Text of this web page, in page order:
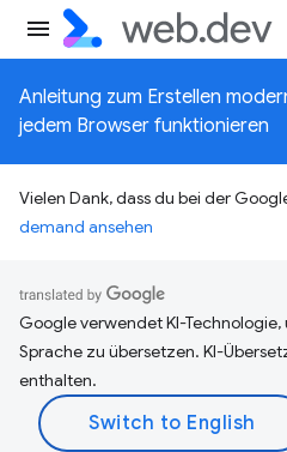
Anleitung zum Erstellen
jedem Browser funktionieren
Vielen Dank, dass du bei der
demand ansehen
Google verwendet KI-
Sprache zu übersetzen. KI-
enthalten.